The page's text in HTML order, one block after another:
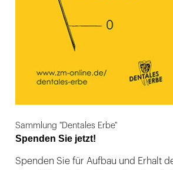
Sammlung "Dentales Erbe"
Spenden Sie jetzt!
Spenden Sie für Aufbau und Erhalt